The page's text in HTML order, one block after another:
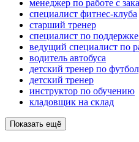
менеджер по работе с
специалист фитнес-клуба
старший тренер
специалист по
ведущий специалист по
водитель автобуса
детский тренер по
детский тренер
инструктор по обучению
кладовщик на склад
Показать ещё